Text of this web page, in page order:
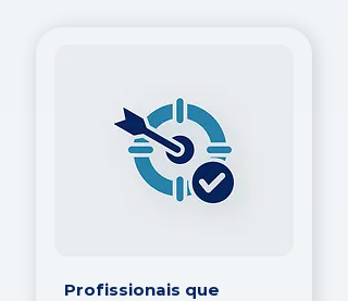
Profissionais que